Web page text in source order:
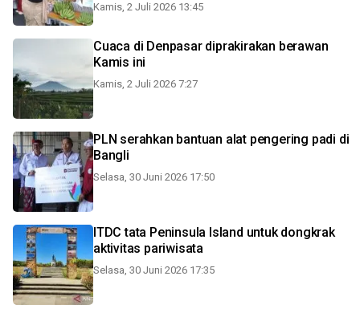
Kamis, 2 Juli 2026 13:45
Cuaca di Denpasar diprakirakan berawan
Kamis ini
Kamis, 2 Juli 2026 7:27
PLN serahkan bantuan alat pengering padi di
Bangli
Selasa, 30 Juni 2026 17:50
ITDC tata Peninsula Island untuk dongkrak
aktivitas pariwisata
Selasa, 30 Juni 2026 17:35